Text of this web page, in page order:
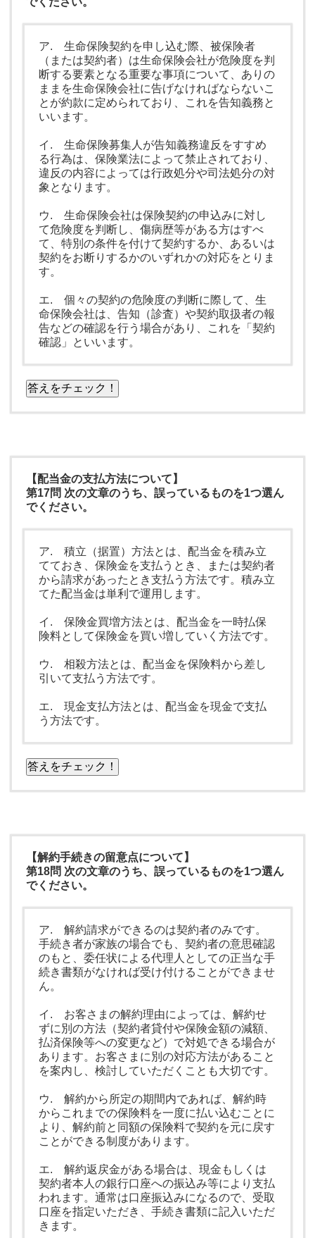
ア. 生命保険契約を申し込む際、被保険者
（または契約者）は生命保険会社が危険度を判
断する要素となる重要な事項について、ありの
ままを生命保険会社に告げなければならないこ
とが約款に定められており、これを告知義務と
いいます。
イ. 生命保険募集人が告知義務違反をすすめ
る行為は、保険業法によって禁止されており、
違反の内容によっては行政処分や司法処分の対
象となります。
ウ. 生命保険会社は保険契約の申込みに対し
て危険度を判断し、傷病歴等がある方はすべ
て、特別の条件を付けて契約するか、あるいは
契約をお断りするかのいずれかの対応をとりま
す。
エ. 個々の契約の危険度の判断に際して、生
命保険会社は、告知（診査）や契約取扱者の報
告などの確認を行う場合があり、これを「契約
確認」といいます。
答えをチェック！
【配当金の支払方法について】
第17問 次の文章のうち、誤っているものを1つ選ん
でください。
ア. 積立（据置）方法とは、配当金を積み立
てておき、保険金を支払うとき、または契約者
から請求があったとき支払う方法です。積み立
てた配当金は単利で運用します。
イ. 保険金買増方法とは、配当金を一時払保
険料として保険金を買い増していく方法です。
ウ. 相殺方法とは、配当金を保険料から差し
引いて支払う方法です。
エ. 現金支払方法とは、配当金を現金で支払
う方法です。
答えをチェック！
【解約手続きの留意点について】
第18問 次の文章のうち、誤っているものを1つ選ん
でください。
ア. 解約請求ができるのは契約者のみです。
手続き者が家族の場合でも、契約者の意思確認
のもと、委任状による代理人としての正当な手
続き書類がなければ受け付けることができませ
ん。
イ. お客さまの解約理由によっては、解約せ
ずに別の方法（契約者貸付や保険金額の減額、
払済保険等への変更など）で対処できる場合が
あります。お客さまに別の対応方法があること
を案内し、検討していただくことも大切です。
ウ. 解約から所定の期間内であれば、解約時
からこれまでの保険料を一度に払い込むことに
より、解約前と同額の保険料で契約を元に戻す
ことができる制度があります。
エ. 解約返戻金がある場合は、現金もしくは
契約者本人の銀行口座への振込み等により支払
われます。通常は口座振込みになるので、受取
口座を指定いただき、手続き書類に記入いただ
きます。